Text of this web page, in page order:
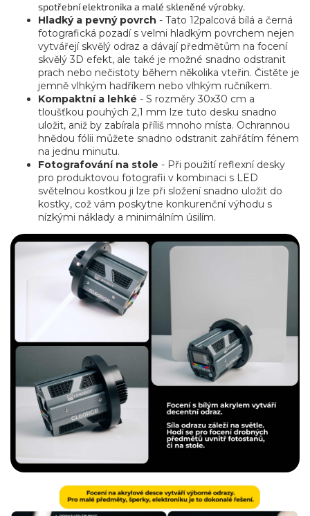
spotřební elektronika a malé skleněné výrobky.
Hladký a pevný povrch - Tato 12palcová bílá a černá
fotografická pozadí s velmi hladkým povrchem nejen
vytvářejí skvělý odraz a dávají předmětům na focení
skvělý 3D efekt, ale také je možné snadno odstranit
prach nebo nečistoty během několika vteřin. Čistěte je
jemně vlhkým hadříkem nebo vlhkým ručníkem.
Kompaktní a lehké - S rozměry 30x30 cm a
tloušťkou pouhých 2,1 mm lze tuto desku snadno
uložit, aniž by zabírala příliš mnoho místa. Ochrannou
hnědou fólii můžete snadno odstranit zahřátím fénem
na jednu minutu.
Fotografování na stole - Při použití reflexní desky
pro produktovou fotografii v kombinaci s LED
světelnou kostkou ji lze při složení snadno uložit do
kostky, což vám poskytne konkurenční výhodu s
nízkými náklady a minimálním úsilím.